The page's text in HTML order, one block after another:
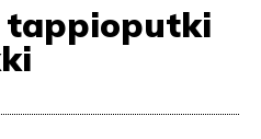
tappioputki